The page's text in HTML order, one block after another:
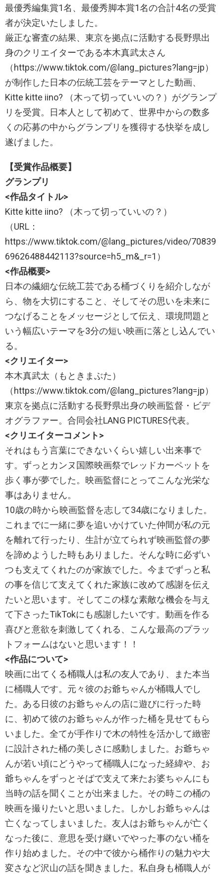
最優秀編集賞1名、最優秀脚本賞1名の合計4名の受賞
者が決定いたしました。
厳正な審査の結果、東京を拠点に活動する長野県出
身のクリエイターである本木真武太さん
（https://www.tiktok.com/@lang_pictures?lang=jp）
が制作した日本の伝統工芸をテーマとした動画、
Kitte kitte iino? （木って切っていいの？）がグランプ
リを受賞。日本人として初めて、世界中からの数多
くの応募の中からグランプリを獲得する快挙を成し
遂げました。
【受賞作品概要】
グランプリ
<作品タイトル>
Kitte kitte iino? （木って切っていいの？）
（URL：
https://www.tiktok.com/@lang_pictures/video/70839
69626488442113?source=h5_m&_r=1）
<作品概要>
日本の繊細な伝統工芸である桶づくりを紹介しなが
ら、物を大切にすること、そしてその思いを未来に
つなげることをメッセージとして伝え、環境問題と
いう幅広いテーマを3分の短い映画に落とし込んでい
る。
<クリエイター>
本木真武太（もときまぶた）
（https://www.tiktok.com/@lang_pictures?lang=jp）
東京を拠点に活動する長野県出身の映画監督・ビデ
オグラファー。合同会社LANG PICTURES代表。
<クリエイターコメント>
それはもう言葉にできないくらい嬉しい出来事で
す。ずっとカンヌ国際映画祭でレッドカーペットを
歩く事が夢でした。映画監督にとってこんな光栄な
事はありません。
10歳の時から映画監督を志して34歳になりました。
これまでに一緒に夢を追いかけていた仲間が私の元
を離れて行ったり、生計が立てられず映画監督の夢
を諦めようした時もありました。そんな時に必ずい
つも支えてくれたのが家族でした。今までずっと私
の事を信じて支えてくれた家族に改めて感謝を伝え
たいと思います。そしてこの様な素敵な機会を与え
て下さったTikTokにも感謝したいです。動画を作る
喜びと意欲を刺激してくれる、こんな最高のプラッ
トフォームはないと思います！！
<作品について>
映画に出てくる桶職人は私の友人であり、また本当
に桶職人です。元々彼のお爺ちゃんが桶職人でし
た。ある日彼のお爺ちゃんの店に遊びに行った時
に、初めて彼のお爺ちゃんが作った桶を見せてもら
いました。全てが手作りで木の特性を活かして緻密
に設計された桶の美しさに感動しました。お爺ちゃ
んが若い頃にどうやって桶職人になった経緯や、お
爺ちゃんをずっとそばで支えて来たお婆ちゃんにも
当時の話を聞くことが出来ました。その時この桶の
映画を撮りたいと思いました。しかしお爺ちゃんは
亡くなってしまいました。友人はお爺ちゃんが亡く
なった後に、意思を受け継いでやった事のない桶を
作り始めました。その中で彼から桶作りの魅力や大
変さなど沢山の話を聞きました。私自身も桶職人が